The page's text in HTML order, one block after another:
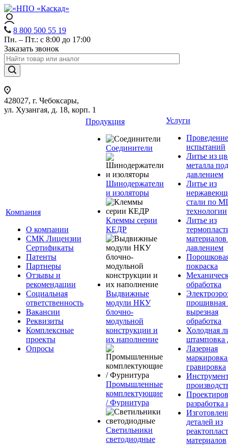
8 800 500 55 19
Пн. – Пт.: с 8:00 до 17:00
Заказать звонок
428027, г. Чебоксары,
ул. Хузангая, д. 18, корп. 1
Компания
О компании
СМК Лицензии
Сертификаты
Патенты
Партнеры
Отзывы и
рекомендации
Социальная
ответственность
Вакансии
Реквизиты
Комплексные
проекты
Опросы
Продукция
Соединители
Шинодержатели
и изоляторы
Клеммы серии
КЕДР
Выдвижные
модули НКУ
блочно-
модульной
конструкции и
их наполнение
Промышленные
комплектующие
/ Фурнитура
Светильники
светодиодные
Услуги
Проведение
испытаний
Литье из
металла под
давлением
Литье из
стали по
технологии
Литье из
давлением
покраска
обработка
прошивная
вырезная
обработка
Холодная
штамповка
Лазерная
гравировка
разработка
деталей из
материалов